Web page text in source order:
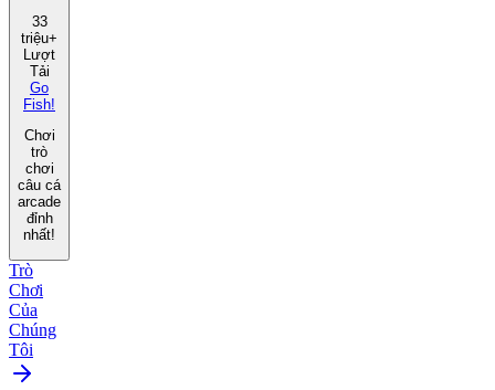
33
triệu+
Lượt
Tải
Go
Fish!
Chơi
trò
chơi
câu cá
arcade
đỉnh
nhất!
Trò
Chơi
Của
Chúng
Tôi